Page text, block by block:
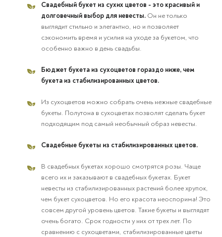
Свадебный букет из сухих цветов - это красивый и
долговечный выбор для невесты. Он не только
выглядит стильно и элегантно, но и позволяет
сэкономить время и усилия на уходе за букетом, что
особенно важно в день свадьбы.
Бюджет букета из сухоцветов гораздо ниже, чем
букета из стабилизированных цветов.
Из сухоцветов можно собрать очень нежные свадебные
букеты. Полутона в сухоцветах позволят сделать букет
подходящим под самый необычный образ невесты.
Свадебные букеты из стабилизированных цветов.
В свадебных букетах хорошо смотрятся розы. Чаще
всего их и заказывают в свадебных букетах. Букет
невесты из стабилизированных растений более хрупок,
чем букет сухоцветов. Но его красота неоспорима! Это
совсем другой уровень цветов. Такие букеты и выглядят
очень богато. Срок годности у них от трех лет. По
сравнению с сухоцветами, стабилизированные цветы